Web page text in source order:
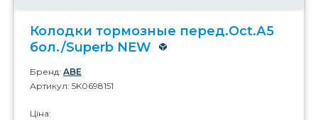
Колодки тормозные перед.Oct.А5
бол./Superb NEW
Бренд: ABE
Артикул: 5K0698151
Ціна: